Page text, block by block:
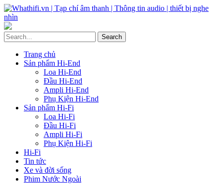
Trang chủ
Sản phẩm Hi-End
Loa Hi-End
Đầu Hi-End
Ampli Hi-End
Phụ Kiện Hi-End
Sản phẩm Hi-Fi
Loa Hi-Fi
Đầu Hi-Fi
Ampli Hi-Fi
Phụ Kiện Hi-Fi
Hi-Fi
Tin tức
Xe và đời sống
Phim Nước Ngoài